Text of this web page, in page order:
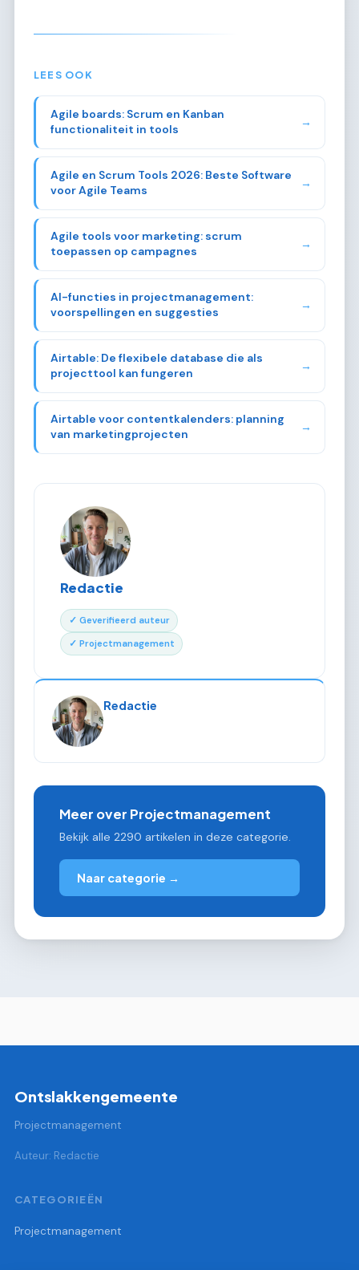
LEES OOK
Agile boards: Scrum en Kanban
functionaliteit in tools
→
Agile en Scrum Tools 2026: Beste Software
voor Agile Teams
→
Agile tools voor marketing: scrum
toepassen op campagnes
→
AI-functies in projectmanagement:
voorspellingen en suggesties
→
Airtable: De flexibele database die als
projecttool kan fungeren
→
Airtable voor contentkalenders: planning
van marketingprojecten
→
Redactie
✓ Geverifieerd auteur
✓ Projectmanagement
Redactie
Meer over Projectmanagement
Bekijk alle 2290 artikelen in deze categorie.
Naar categorie →
Ontslakkengemeente
Projectmanagement
Auteur: Redactie
CATEGORIEËN
Projectmanagement